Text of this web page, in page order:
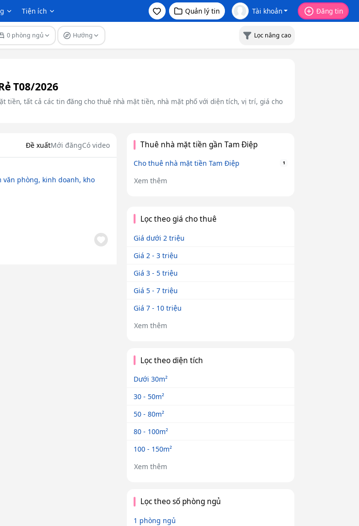
Tiện ích Quản lý tin Tài khoản Đăng tin
0 phòng ngủ Hướng Lọc nâng cao
T08/2026
tiền, tất cả các tin đăng cho thuê nhà mặt tiền, nhà mặt phố với diện tích, vị trí, giá cho
Đề xuấtMới đăngCó video
văn phòng, kinh doanh, kho
Thuê nhà mặt tiền gần Tam Điệp
Cho thuê nhà mặt tiền Tam Điệp 1
Xem thêm
Lọc theo giá cho thuê
Giá dưới 2 triệu
Giá 2 - 3 triệu
Giá 3 - 5 triệu
Giá 5 - 7 triệu
Giá 7 - 10 triệu
Xem thêm
Lọc theo diện tích
Dưới 30m²
30 - 50m²
50 - 80m²
80 - 100m²
100 - 150m²
Xem thêm
Lọc theo số phòng ngủ
1 phòng ngủ